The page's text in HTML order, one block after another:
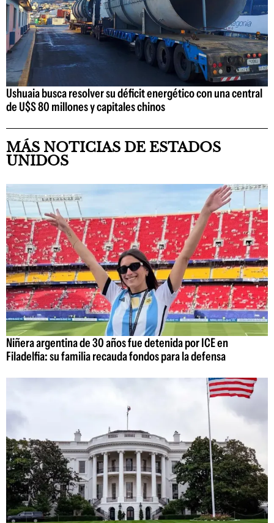
Ushuaia busca resolver su déficit energético con una central
de U$S 80 millones y capitales chinos
MÁS NOTICIAS DE ESTADOS
UNIDOS
Niñera argentina de 30 años fue detenida por ICE en
Filadelfia: su familia recauda fondos para la defensa